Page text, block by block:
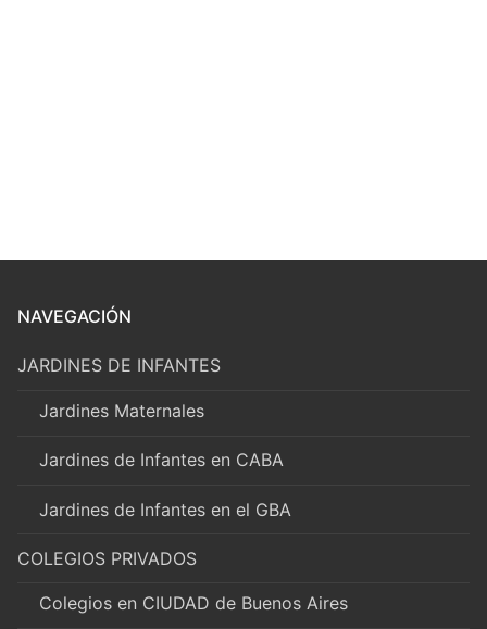
NAVEGACIÓN
JARDINES DE INFANTES
Jardines Maternales
Jardines de Infantes en CABA
Jardines de Infantes en el GBA
COLEGIOS PRIVADOS
Colegios en CIUDAD de Buenos Aires